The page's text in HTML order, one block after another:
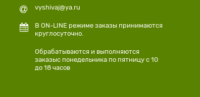
vyshivaj@ya.ru
В ON-LINE режиме заказы принимаются
круглосуточно.
Обрабатываются и выполняются
заказыс понедельника по пятницу с 10
до 18 часов